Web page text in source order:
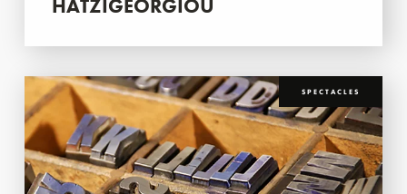
HATZIGEORGIOU
SPECTACLES